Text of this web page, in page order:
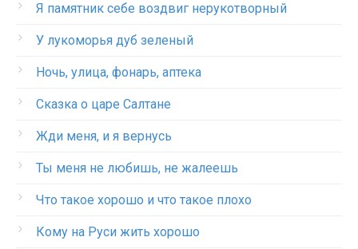
Я памятник себе воздвиг нерукотворный
У лукоморья дуб зеленый
Ночь, улица, фонарь, аптека
Сказка о царе Салтане
Жди меня, и я вернусь
Ты меня не любишь, не жалеешь
Что такое хорошо и что такое плохо
Кому на Руси жить хорошо